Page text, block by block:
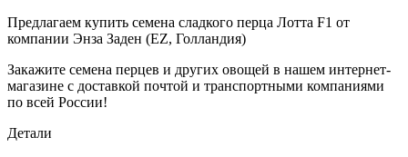
Предлагаем купить семена сладкого перца Лотта F1 от
компании Энза Заден (EZ, Голландия)
Закажите семена перцев и других овощей в нашем интернет-
магазине с доставкой почтой и транспортными компаниями
по всей России!
Детали